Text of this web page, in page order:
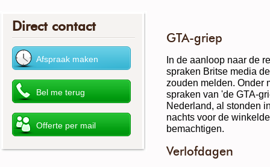
GTA-griep
In de aanloop naar de
spraken Britse media
zouden melden. Onder
spraken van 'de GTA-
Nederland, al stonden
nachts voor de
bemachtigen.
Verlofdagen
Direct contact